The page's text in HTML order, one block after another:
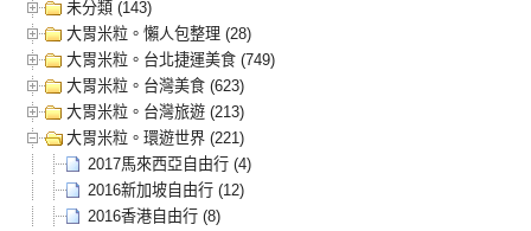
未分類 (143)
大胃米粒。懶人包整理 (28)
大胃米粒。台北捷運美食 (749)
大胃米粒。台灣美食 (623)
大胃米粒。台灣旅遊 (213)
大胃米粒。環遊世界 (221)
2017馬來西亞自由行 (4)
2016新加坡自由行 (12)
2016香港自由行 (8)